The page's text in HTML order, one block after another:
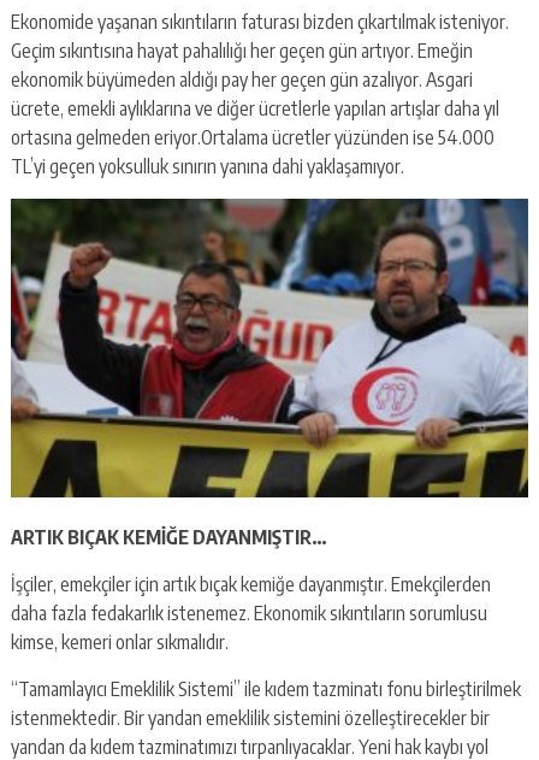
Ekonomide yaşanan sıkıntıların faturası bizden çıkartılmak isteniyor.
Geçim sıkıntısına hayat pahalılığı her geçen gün artıyor. Emeğin
ekonomik büyümeden aldığı pay her geçen gün azalıyor. Asgari
ücrete, emekli aylıklarına ve diğer ücretlerle yapılan artışlar daha yıl
ortasına gelmeden eriyor.Ortalama ücretler yüzünden ise 54.000
TL’yi geçen yoksulluk sınırın yanına dahi yaklaşamıyor.
ARTIK BIÇAK KEMİĞE DAYANMIŞTIR…
İşçiler, emekçiler için artık bıçak kemiğe dayanmıştır. Emekçilerden
daha fazla fedakarlık istenemez. Ekonomik sıkıntıların sorumlusu
kimse, kemeri onlar sıkmalıdır.
“Tamamlayıcı Emeklilik Sistemi” ile kıdem tazminatı fonu birleştirilmek
istenmektedir. Bir yandan emeklilik sistemini özelleştirecekler bir
yandan da kıdem tazminatımızı tırpanlıyacaklar. Yeni hak kaybı yol